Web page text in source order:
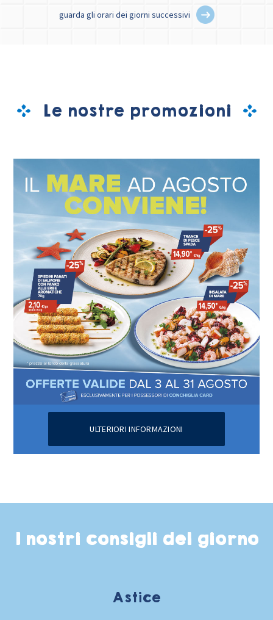
guarda gli orari dei giorni successivi
Le nostre promozioni
ULTERIORI INFORMAZIONI
I nostri consigli del giorno
Astice